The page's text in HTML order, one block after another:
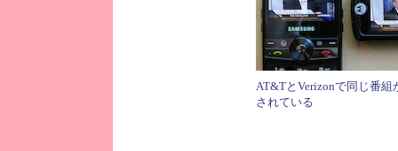
AT&TとVerizonで同じ番組
されている